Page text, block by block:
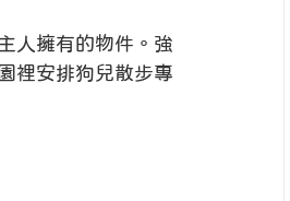
人擁有的物件。強
裡安排狗兒散步專